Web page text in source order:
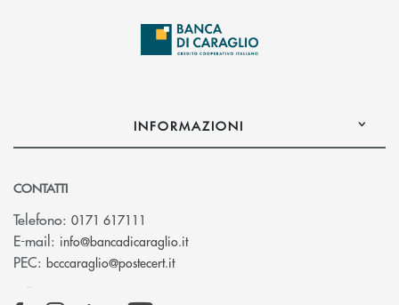
INFORMAZIONI
CONTATTI
Telefono: 0171 617111
E-mail: info@bancadicaraglio.it(si apre l’app di posta elettronica)
PEC: bcccaraglio@postecert.it(si apre l’app di posta elettronica)